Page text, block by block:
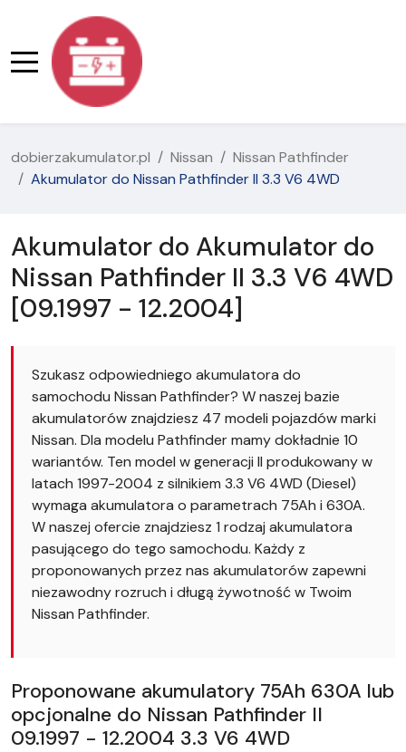
dobierzakumulator.pl Nissan
Nissan Pathfinder
Akumulator do Nissan Pathfinder II 3.3 V6 4WD
Akumulator do Akumulator do
Nissan Pathfinder II 3.3 V6 4WD
[09.1997 - 12.2004]
Szukasz odpowiedniego akumulatora do
samochodu Nissan Pathfinder? W naszej bazie
akumulatorów znajdziesz 47 modeli pojazdów marki
Nissan. Dla modelu Pathfinder mamy dokładnie 10
wariantów. Ten model w generacji II produkowany w
latach 1997-2004 z silnikiem 3.3 V6 4WD (Diesel)
wymaga akumulatora o parametrach 75Ah i 630A.
W naszej ofercie znajdziesz 1 rodzaj akumulatora
pasującego do tego samochodu. Każdy z
proponowanych przez nas akumulatorów zapewni
niezawodny rozruch i długą żywotność w Twoim
Nissan Pathfinder.
Proponowane akumulatory 75Ah 630A lub
opcjonalne do Nissan Pathfinder II
09.1997 - 12.2004 3.3 V6 4WD